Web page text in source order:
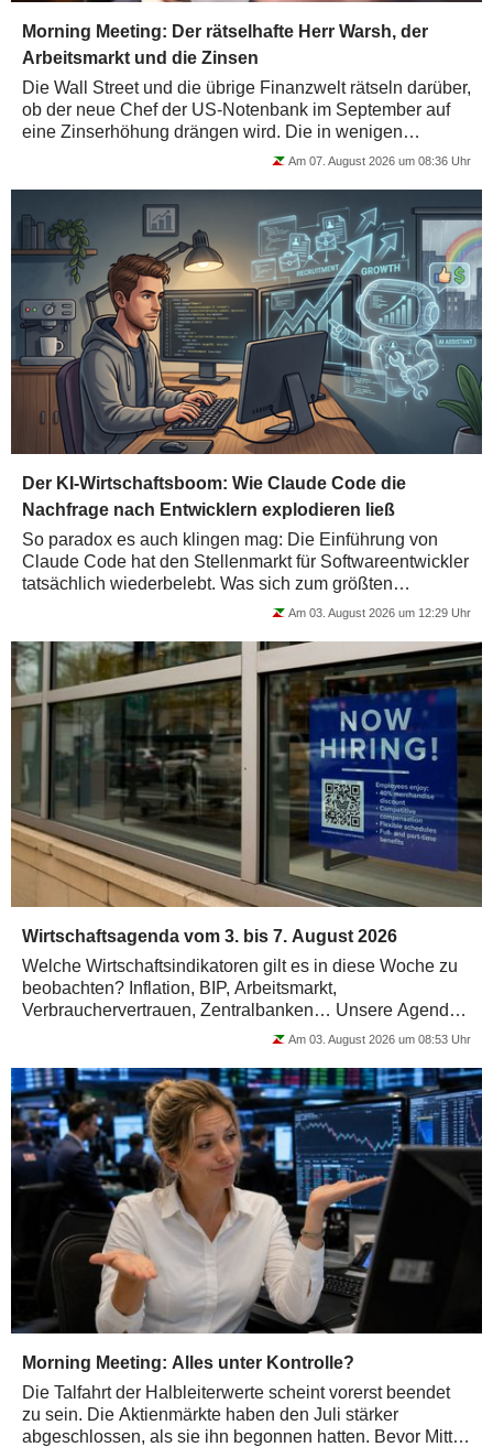
Morning Meeting: Der rätselhafte Herr Warsh, der
Arbeitsmarkt und die Zinsen
Die Wall Street und die übrige Finanzwelt rätseln darüber,
ob der neue Chef der US-Notenbank im September auf
eine Zinserhöhung drängen wird. Die in wenigen
Am 07. August 2026 um 08:36 Uhr
Der KI-Wirtschaftsboom: Wie Claude Code die
Nachfrage nach Entwicklern explodieren ließ
So paradox es auch klingen mag: Die Einführung von
Claude Code hat den Stellenmarkt für Softwareentwickler
tatsächlich wiederbelebt. Was sich zum größten
Wirtschaftsboom der Geschichte entwickeln...Am 03. August 2026 um 12:29 Uhr
Wirtschaftsagenda vom 3. bis 7. August 2026
Welche Wirtschaftsindikatoren gilt es in diese Woche zu
beobachten? Inflation, BIP, Arbeitsmarkt,
Verbrauchervertrauen, Zentralbanken… Unsere Agenda
der wichtigsten makroökonomischen Statistiken...
Am 03. August 2026 um 08:53 Uhr
Morning Meeting: Alles unter Kontrolle?
Die Talfahrt der Halbleiterwerte scheint vorerst beendet
zu sein. Die Aktienmärkte haben den Juli stärker
abgeschlossen, als sie ihn begonnen hatten. Bevor Mitte